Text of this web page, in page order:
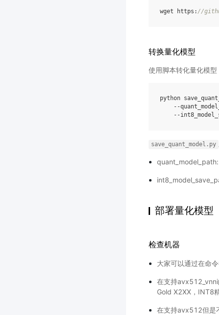
wget https : //
转换量化模型
使用脚本转化量化模型
python
--
--
save_quant_model.py
部署量化模型
检查机器
大家可以通过在命
在支持
Gold X2XX，INT8
在支持avx512但是